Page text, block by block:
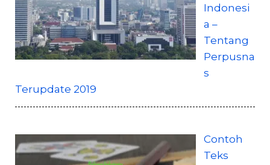
Indonesi
a –
Tentang
Perpusna
s
Terupdate 2019
Contoh
Teks